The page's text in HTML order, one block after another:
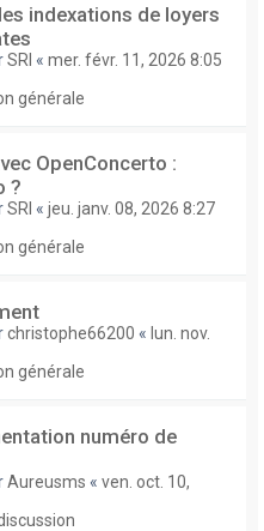
indexations de loyers
SRI « mer. févr. 11, 2026 8:05
générale
OpenConcerto :
?
SRI « jeu. janv. 08, 2026 8:27
générale
christophe66200 « lun. nov.
générale
numéro de
Aureusms « ven. oct. 10,